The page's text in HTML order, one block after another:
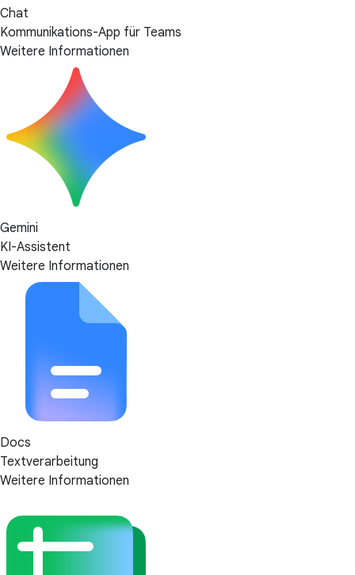
Chat
Kommunikations-App für Teams
Weitere Informationen
Gemini
KI-Assistent
Weitere Informationen
Docs
Textverarbeitung
Weitere Informationen